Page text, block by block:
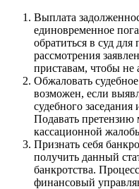
Выплата
единовременное
обратиться в суд
рассмотрения
приставам, чтобы не
Обжаловать
возможен, если
судебного
Подавать
кассационной
Признать себя
получить данный
банкротства.
финансовый